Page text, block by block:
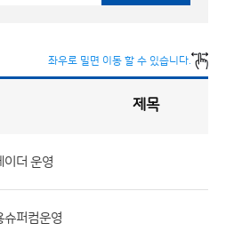
좌우로 밀면 이동 할 수 있습니다.
제목
이더 운영
슈퍼컴운영